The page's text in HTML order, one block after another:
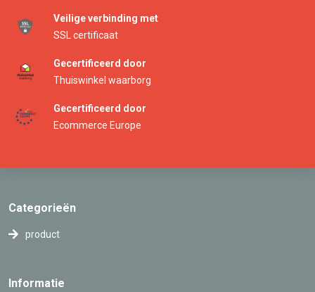
Veilige verbinding met
SSL certificaat
Gecertificeerd door
Thuiswinkel waarborg
Gecertificeerd door
Ecommerce Europe
Categorieën
product
Informatie